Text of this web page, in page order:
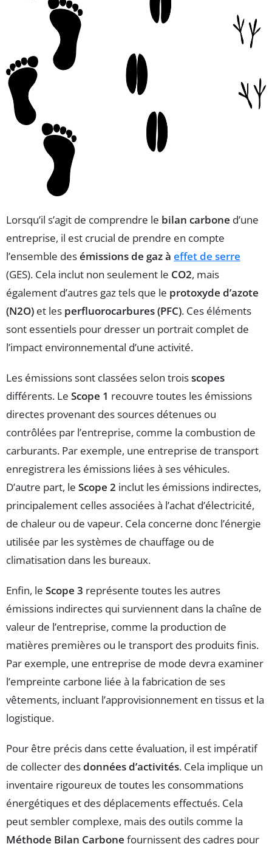
Lorsqu’il s’agit de comprendre le bilan carbone d’une
entreprise, il est crucial de prendre en compte
l’ensemble desémissions de gaz à effet de serre
(GES). Cela inclut non seulement le CO2, mais
également d’autres gaz tels que le protoxyde d’azote
(N2O) et les perfluorocarbures (PFC). Ces éléments
sont essentiels pour dresser un portrait complet de
l’impact environnemental d’une activité.
Les émissions sont classées selon troisscopes
différents. Le Scope 1 recouvre toutes les émissions
directes provenant des sources détenues ou
contrôlées par l’entreprise, comme la combustion de
carburants. Par exemple, une entreprise de transport
enregistrera les émissions liées à ses véhicules.
D’autre part, le Scope 2 inclut les émissions indirectes,
principalement celles associées à l’achat d’électricité,
de chaleur ou de vapeur. Cela concerne donc l’énergie
utilisée par les systèmes de chauffage ou de
climatisation dans les bureaux.
Enfin, le Scope 3 représente toutes les autres
émissions indirectes qui surviennent dans la chaîne de
valeur de l’entreprise, comme la production de
matières premières ou le transport des produits finis.
Par exemple, une entreprise de mode devra examiner
l’empreinte carbone liée à la fabrication de ses
vêtements, incluant l’approvisionnement en tissus et la
logistique.
Pour être précis dans cette évaluation, il est impératif
de collecter desdonnées d’activités. Cela implique un
inventaire rigoureux de toutes les consommations
énergétiques et des déplacements effectués. Cela
peut sembler complexe, mais des outils comme la
Méthode Bilan Carbone fournissent des cadres pour